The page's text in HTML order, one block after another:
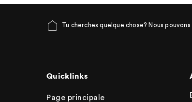
Tu cherches quelque chose? Nous pouvons
Quicklinks
Page principale